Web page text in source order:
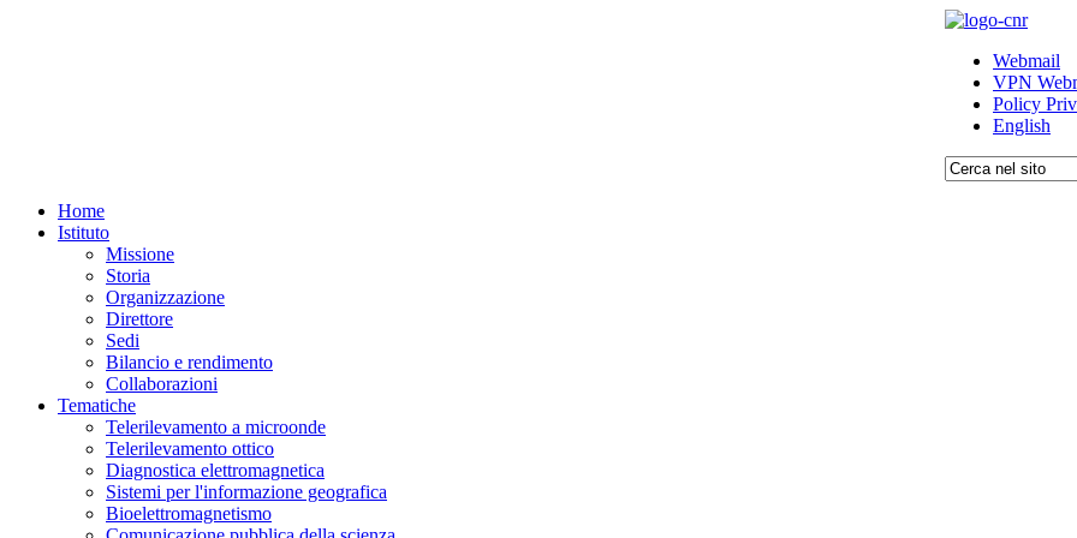
Webmail
VPN
Policy
English
Home
Istituto
Missione
Storia
Organizzazione
Direttore
Sedi
Bilancio e rendimento
Collaborazioni
Tematiche
Telerilevamento a microonde
Telerilevamento ottico
Diagnostica elettromagnetica
Sistemi per l'informazione geografica
Bioelettromagnetismo